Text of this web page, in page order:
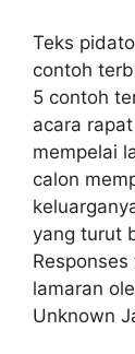
Teks
contoh
5 contoh
acara
mempelai
calon
yang turut
lamaran
Unknown